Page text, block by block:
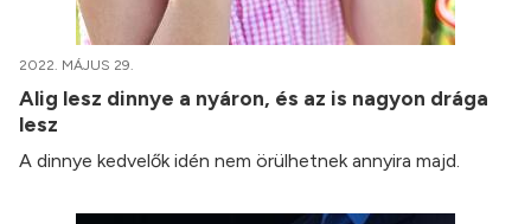
2022. MÁJUS 29.
Alig lesz dinnye a nyáron, és az is nagyon drága
lesz
A dinnye kedvelők idén nem örülhetnek annyira majd.